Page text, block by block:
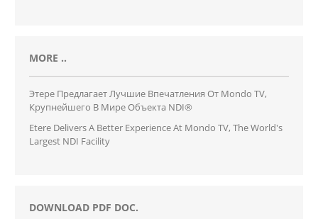
MORE ..
Этере Предлагает Лучшие Впечатления От Mondo TV,
Крупнейшего В Мире Объекта NDI®
Etere Delivers A Better Experience At Mondo TV, The World's
Largest NDI Facility
DOWNLOAD PDF DOC.